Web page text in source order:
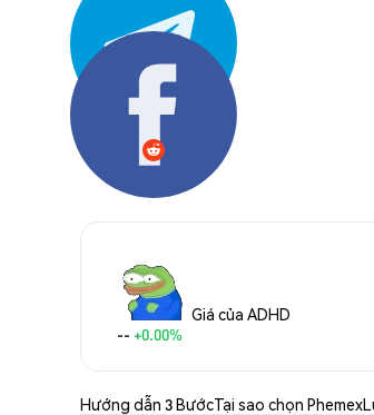
Chia sẻ:
Giá của ADHD
-- +0.00%
Hướng dẫn 3 BướcTại sao chọn Phemex